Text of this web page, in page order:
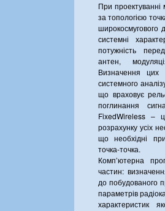
При
за топологією
широкосмугового
системні
потужність
антен,
Визначення цих
системного
що враховує
поглинання
FixedWireless –
розрахунку усіх
що необхідні
точка-точка.
Комп’ютерна
частин:
до побудованого
параметрів
характеристик